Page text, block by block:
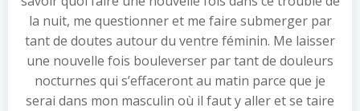
la nuit, me questionner et me faire submerger par
tant de doutes autour du ventre féminin. Me laisser
une nouvelle fois bouleverser par tant de douleurs
nocturnes qui s’effaceront au matin parce que je
serai dans mon masculin où il faut y aller et se taire